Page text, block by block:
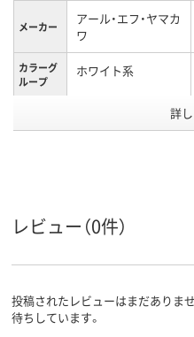
メーカー
アール・エフ・ヤマカ
ワ
カラーグ
ループ
ホワイト系
詳
レビュー（0件）
投稿されたレビューはまだありま
待ちしています。